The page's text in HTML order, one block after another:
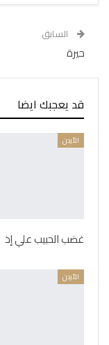
السابق
حيرة
قد يعجبك ايضا
الأردن
غضب الحبيب علي إذ
الأردن